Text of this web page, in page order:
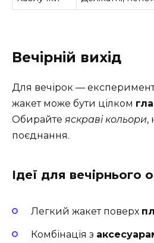
Вечірній вихід
Для вечірок —
жакет може бути цілком
Обирайте яскраві кольори,
поєднання.
Ідеї для вечірнього
Легкий жакет поверх
Комбінація з